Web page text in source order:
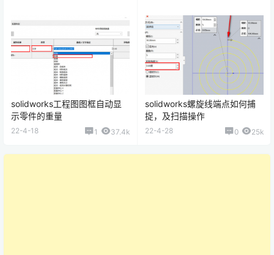
solidworks工程图图框自动显
示零件的重量
22-4-18 1 37.4k
solidworks螺旋线端点如何捕
捉，及扫描操作
22-4-28 0 25k